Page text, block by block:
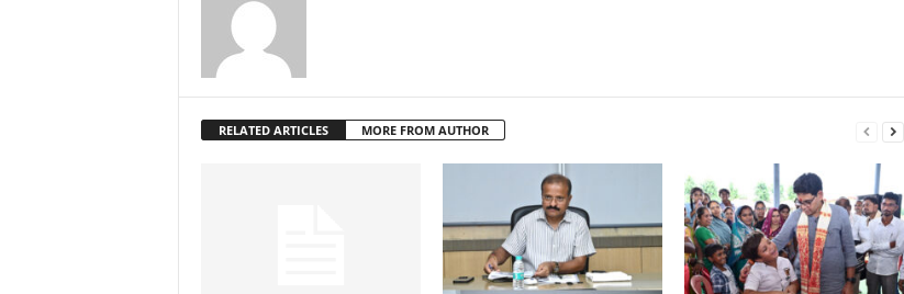
RELATED ARTICLES MORE FROM AUTHOR